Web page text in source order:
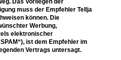
Das Vorliegen der
muss der Empfehler Tellja
können. Die
Werbung,
elektronischer
ist dem Empfehler im
Vertrags untersagt.